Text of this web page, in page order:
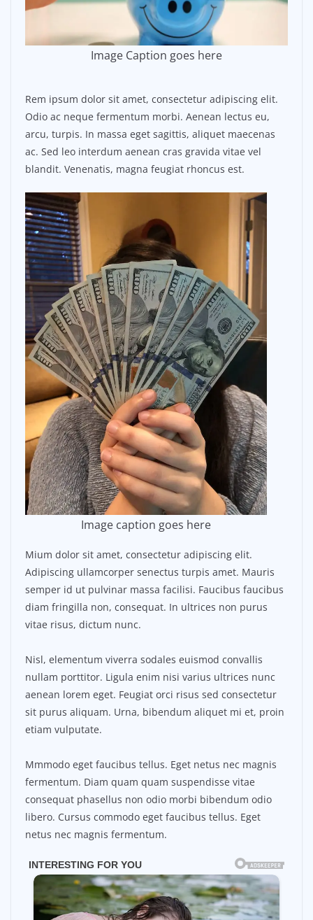
Image Caption goes here
Rem ipsum dolor sit amet, consectetur adipiscing elit.
Odio ac neque fermentum morbi. Aenean lectus eu,
arcu, turpis. In massa eget sagittis, aliquet maecenas
ac. Sed leo interdum aenean cras gravida vitae vel
blandit. Venenatis, magna feugiat rhoncus est.
Image caption goes here
Mium dolor sit amet, consectetur adipiscing elit.
Adipiscing ullamcorper senectus turpis amet. Mauris
semper id ut pulvinar massa facilisi. Faucibus faucibus
diam fringilla non, consequat. In ultrices non purus
vitae risus, dictum nunc.
Nisl, elementum viverra sodales euismod convallis
nullam porttitor. Ligula enim nisi varius ultrices nunc
aenean lorem eget. Feugiat orci risus sed consectetur
sit purus aliquam. Urna, bibendum aliquet mi et, proin
etiam vulputate.
Mmmodo eget faucibus tellus. Eget netus nec magnis
fermentum. Diam quam quam suspendisse vitae
consequat phasellus non odio morbi bibendum odio
libero. Cursus commodo eget faucibus tellus. Eget
netus nec magnis fermentum.